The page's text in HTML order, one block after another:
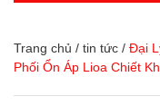
Trang chủ / tin tức / Đại
Phối Ổn Áp Lioa Chiết